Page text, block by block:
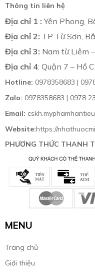
Thông tin liên hệ
Địa chỉ 1 :Yên Phong,
Địa chỉ 2: TP Từ Sơn,
Địa chỉ 3: Nam từ Liêm
Địa chỉ 4: Quận 7 – Hồ
Hotline: 0978358683 |
Zalo: 0978358683 | 0978
Email:
Website:https://
PHƯƠNG THỨC THANH
MENU
Trang chủ
Giới thiệu